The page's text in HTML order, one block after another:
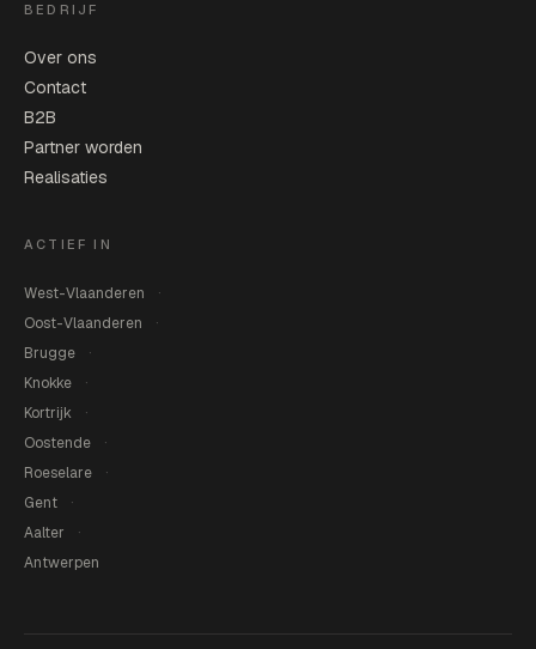
BEDRIJF
Over ons
Contact
B2B
Partner worden
Realisaties
ACTIEF IN
West-Vlaanderen
Oost-Vlaanderen
Brugge
Knokke
Kortrijk
Oostende
Roeselare
Gent
Aalter
Antwerpen